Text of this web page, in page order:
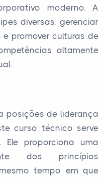
moderno. A
diversas, gerenciar
promover culturas de
altamente
posições de liderança
curso técnico serve
proporciona uma
dos princípios
tempo em que